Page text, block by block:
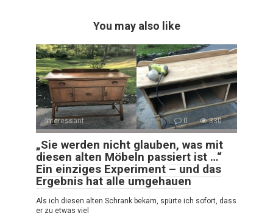
You may also like
Interessant 0 330
„Sie werden nicht glauben, was mit
diesen alten Möbeln passiert ist …“
Ein einziges Experiment – und das
Ergebnis hat alle umgehauen
Als ich diesen alten Schrank bekam, spürte ich sofort, dass
er zu etwas viel